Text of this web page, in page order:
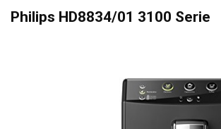
Philips HD8834/01 3100 Serie